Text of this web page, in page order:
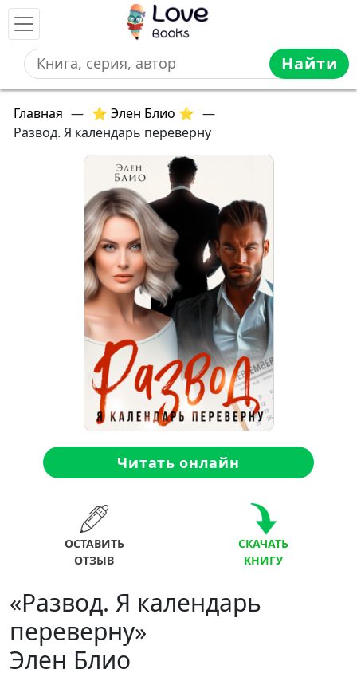
Найти
Главная — ⭐ Элен Блио ⭐ —
Развод. Я календарь переверну
Читать онлайн
ОСТАВИТЬ
ОТЗЫВ
СКАЧАТЬ
КНИГУ
«Развод. Я календарь
переверну»
Элен Блио